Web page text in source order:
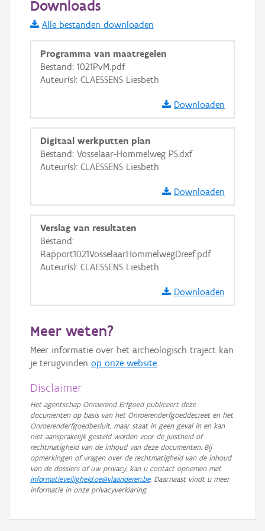
Informatie Vlaanderen
i
+ −
Basis Lagen
Ortho
GRB-Basiskaart
GRB-Basiskaart in grijswaarden
Downloads
Alle bestanden downloaden
Programma van maatregelen
Bestand: 1021PvM.pdf
Auteur(s): CLAESSENS Liesbeth
Downloaden
Digitaal werkputten plan
Bestand: Vosselaar-Hommelweg PS.dxf
Auteur(s): CLAESSENS Liesbeth
Downloaden
Verslag van resultaten
Bestand:
Rapport1021VosselaarHommelwegDreef.pdf
Auteur(s): CLAESSENS Liesbeth
Downloaden
Meer weten?
Meer informatie over het archeologisch traject kan
je terugvinden op onze website.
Disclaimer
Het agentschap Onroerend Erfgoed publiceert deze
documenten op basis van het Onroerenderfgoeddecreet en het
Onroerenderfgoedbesluit, maar staat in geen geval in en kan
niet aansprakelijk gesteld worden voor de juistheid of
rechtmatigheid van de inhoud van deze documenten. Bij
opmerkingen of vragen over de rechtmatigheid van de inhoud
van de dossiers of uw privacy, kan u contact opnemen met
informatieveiligheid.oe@vlaanderen.be. Daarnaast vindt u meer
informatie in onze privacyverklaring.